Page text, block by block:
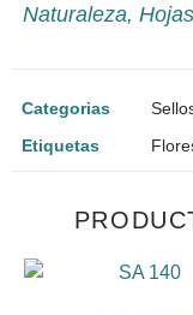
Naturaleza, Hojas
Categorias
Etiquetas